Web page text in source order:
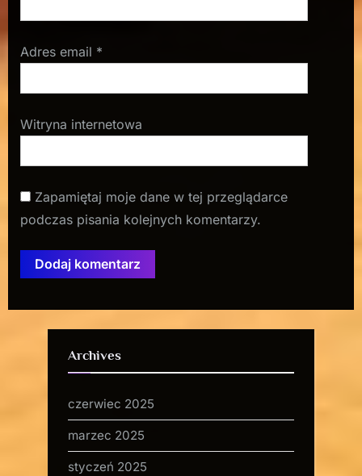
Adres email *
Witryna internetowa
Zapamiętaj moje dane w tej przeglądarce
podczas pisania kolejnych komentarzy.
Archives
czerwiec 2025
marzec 2025
styczeń 2025